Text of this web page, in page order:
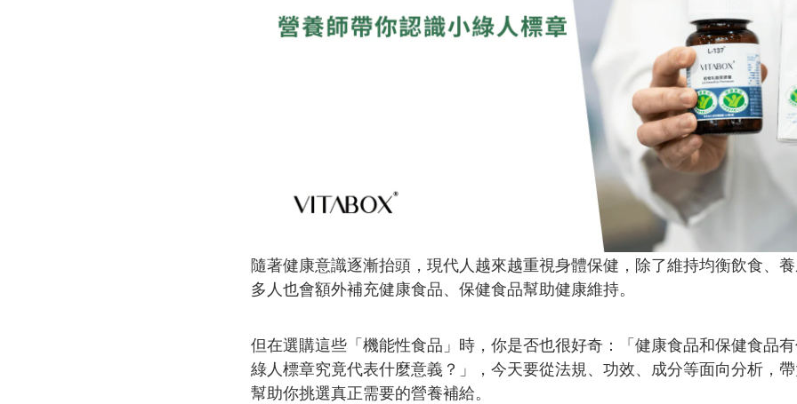
隨著健康意識逐漸抬頭，現代人越來越重視身體保健，除了維持均衡飲食、
多人也會額外補充健康食品、保健食品幫助健康維持。
但在選購這些「機能性食品」時，你是否也很好奇：「健康食品和保健食品
綠人標章究竟代表什麼意義？」，今天要從法規、功效、成分等面向分析，
幫助你挑選真正需要的營養補給。